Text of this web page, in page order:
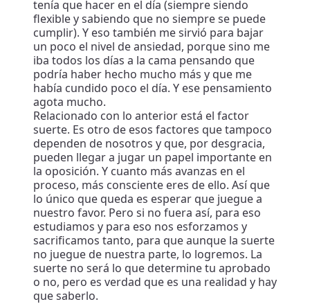
tenía que hacer en el día (siempre siendo
flexible y sabiendo que no siempre se puede
cumplir). Y eso también me sirvió para bajar
un poco el nivel de ansiedad, porque sino me
iba todos los días a la cama pensando que
podría haber hecho mucho más y que me
había cundido poco el día. Y ese pensamiento
agota mucho.
Relacionado con lo anterior está el factor
suerte. Es otro de esos factores que tampoco
dependen de nosotros y que, por desgracia,
pueden llegar a jugar un papel importante en
la oposición. Y cuanto más avanzas en el
proceso, más consciente eres de ello. Así que
lo único que queda es esperar que juegue a
nuestro favor. Pero si no fuera así, para eso
estudiamos y para eso nos esforzamos y
sacrificamos tanto, para que aunque la suerte
no juegue de nuestra parte, lo logremos. La
suerte no será lo que determine tu aprobado
o no, pero es verdad que es una realidad y hay
que saberlo.